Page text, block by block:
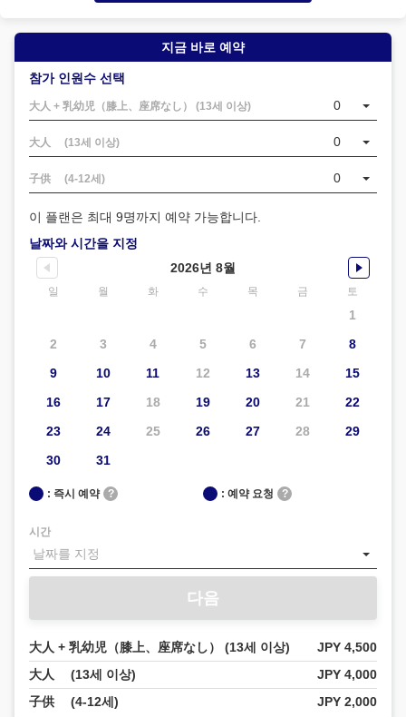
지금 바로 예약
참가 인원수 선택
大人 + 乳幼児（膝上、座席なし） (13세 이상) 0
大人 (13세 이상) 0
子供 (4-12세) 0
이 플랜은 최대 9명까지 예약 가능합니다.
날짜와 시간을 지정
2026년 8월
일 월 화 수 목 금 토
1
2
3 4 5 6 7
8
9
10 11 12 13 14
15
16
17 18 19 20 21
22
23
24 25 26 27 28
29
30
31
: 즉시 예약 ? : 예약 요청 ?
시간
다음
大人 + 乳幼児（膝上、座席なし） (13세 이상)
JPY 4,500
大人 (13세 이상)
JPY 4,000
子供 (4-12세)
JPY 2,000